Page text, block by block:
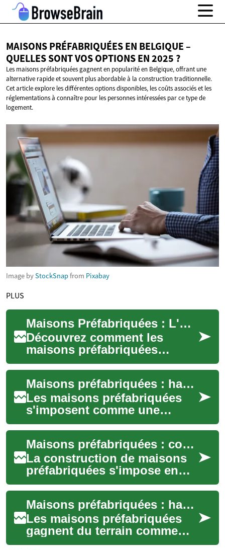
MAISONS PRÉFABRIQUÉES EN BELGIQUE –
QUELLES SONT VOS OPTIONS EN2025 ?
Les maisons préfabriquées gagnent en popularité en Belgique, offrant une
alternative rapide et souvent plus abordable à la construction traditionnelle.
Cet article explore les différentes options disponibles, les coûts associés et les
réglementations à connaître pour les personnes intéressées par ce type de
logement.
Image byStockSnapfrom Pixabay
PLUS
Maisons Préfabriquées : L'Avenir de l'Habitat Moderne
Découvrez comment les
maisons préfabriquées
révolutionnent le secteur de
la construction résidentielle.
Alliant rapid...
Maisons préfabriquées : habitat moderne et écologique
Les maisons préfabriquées
s'imposent comme une
alternative contemporaine à
la construction traditionnelle
: montage r...
Maisons préfabriquées : construire vite et durable
La construction de maisons
préfabriquées s'impose en
France comme une alternative
moderne à la construction
tradition...
Maisons préfabriquées : habitat durable et moderne
Les maisons préfabriquées
gagnent du terrain comme
solution d'habitat moderne,